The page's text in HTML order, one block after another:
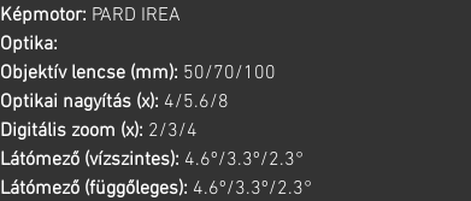
Képmotor: PARD IREA
Optika:
Objektív lencse (mm): 50/70/100
Optikai nagyítás (x): 4/5.6/8
Digitális zoom (x): 2/3/4
Látómező (vízszintes): 4.6º/3.3º/2.3°
Látómező (függőleges): 4.6º/3.3º/2.3°